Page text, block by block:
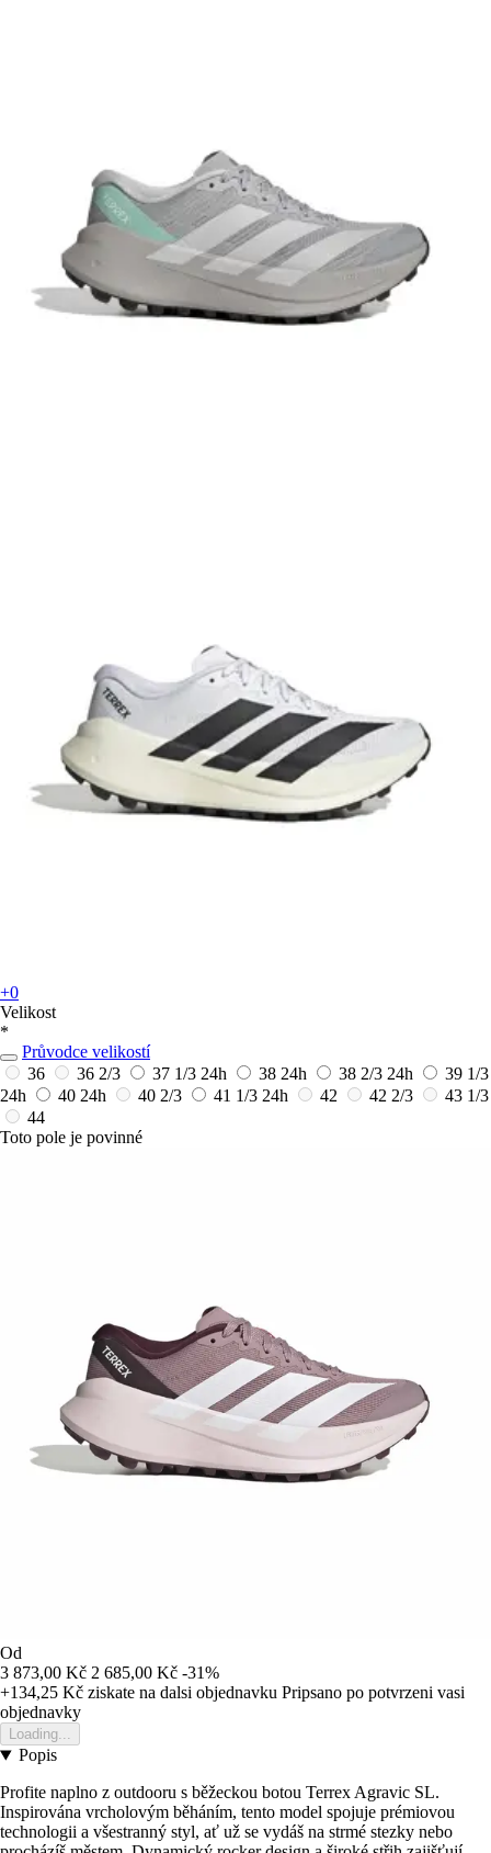
+0
Velikost
*
Průvodce velikostí
36
36 2/3 37 1/3 24h 38 24h 38 2/3 24h
39 1/3
24h
40 24h 40 2/3 41 1/3 24h 42 42 2/3
43 1/3
44
Toto pole je povinné
Od
3 873,00 Kč 2 685,00 Kč -31%
+134,25 Kč ziskate na dalsi objednavku Pripsano po potvrzeni vasi
objednavky
Loading...
Popis
Profite naplno z outdooru s běžeckou botou Terrex Agravic SL.
Inspirována vrcholovým běháním, tento model spojuje prémiovou
technologii a všestranný styl, ať už se vydáš na strmé stezky nebo